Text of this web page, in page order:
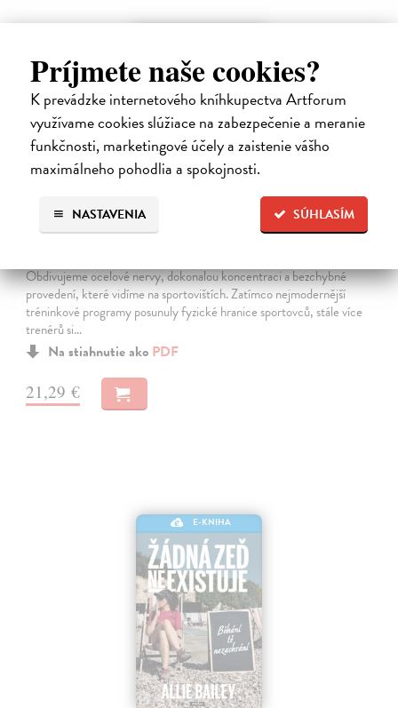
Príjmete naše cookies?
K prevádzke internetového kníhkupectva Artforum
využívame cookies slúžiace na zabezpečenie a meranie
funkčnosti, marketingové účely a zaistenie vášho
maximálneho pohodlia a spokojnosti.
SÚHLASÍM
NASTAVENIA
Sportovní psychologie pro trenéry
Obdivujeme ocelové nervy, dokonalou koncentraci a bezchybné
provedení, které vidíme na sportovištích. Zatímco nejmodernější
tréninkové programy posunuly fyzické hranice sportovců, stále více
trenérů si…
Na stiahnutie ako PDF
21,29 €
E-KNIHA